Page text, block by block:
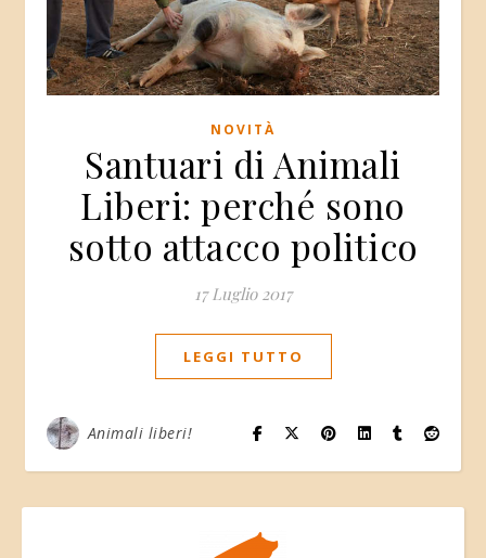
NOVITÀ
Santuari di Animali
Liberi: perché sono
sotto attacco politico
17 Luglio 2017
LEGGI TUTTO
Animali liberi!